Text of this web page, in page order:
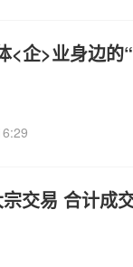
<企>业身边的
交易 合计成